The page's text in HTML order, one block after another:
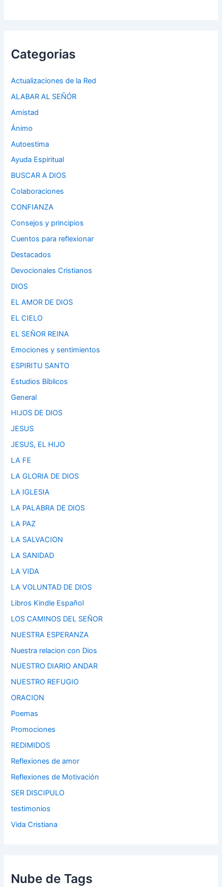
Categorias
Actualizaciones de la Red
ALABAR AL SEÑÓR
Amistad
Ánimo
Autoestima
Ayuda Espiritual
BUSCAR A DIOS
Colaboraciones
CONFIANZA
Consejos y principios
Cuentos para reflexionar
Destacados
Devocionales Cristianos
DIOS
EL AMOR DE DIOS
EL CIELO
EL SEÑOR REINA
Emociones y sentimientos
ESPIRITU SANTO
Estudios Bíblicos
General
HIJOS DE DIOS
JESUS
JESUS, EL HIJO
LA FE
LA GLORIA DE DIOS
LA IGLESIA
LA PALABRA DE DIOS
LA PAZ
LA SALVACION
LA SANIDAD
LA VIDA
LA VOLUNTAD DE DIOS
Libros Kindle Español
LOS CAMINOS DEL SEÑOR
NUESTRA ESPERANZA
Nuestra relacion con Dios
NUESTRO DIARIO ANDAR
NUESTRO REFUGIO
ORACION
Poemas
Promociones
REDIMIDOS
Reflexiones de amor
Reflexiones de Motivación
SER DISCIPULO
testimonios
Vida Cristiana
Nube de Tags